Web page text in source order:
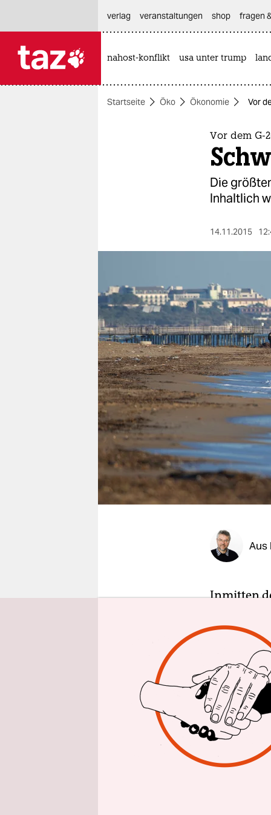
themen
nord
wahrheit
verlag
verlag
veranstaltungen
shop
fragen & hilfe
unterstützen
abo
verlag
veranstaltungen shop fragen
nahost-konflikt usa unter trump
Startseite Öko Ökonomie Vor
Vor dem G-
Die
Inhaltlich
14.11.2015
Aus
Inmitten
Sonntag
Staaten.
2008
Anders
am
der